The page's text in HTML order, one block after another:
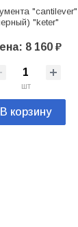
"cantilever"
"keter"
8 160 ₽
шт
В корзину